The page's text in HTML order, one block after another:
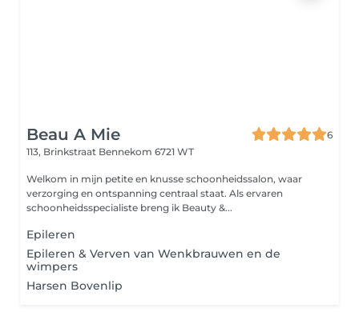
Beau A Mie
6
113, Brinkstraat Bennekom 6721 WT
Welkom in mijn petite en knusse schoonheidssalon, waar
verzorging en ontspanning centraal staat. Als ervaren
schoonheidsspecialiste breng ik Beauty &...
Epileren
Epileren & Verven van Wenkbrauwen en de
wimpers
Harsen Bovenlip